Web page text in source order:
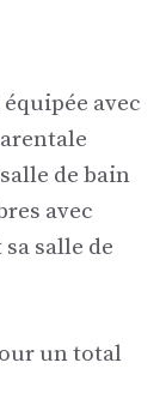
avec
de bain
avec
salle de
un total